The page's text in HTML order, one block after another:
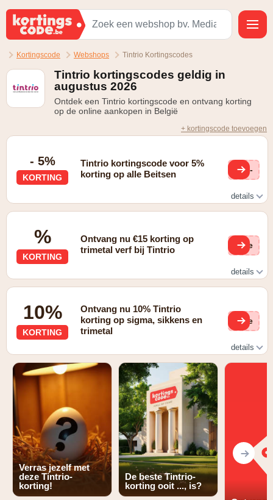
Kortingscode Webshops Tintrio Kortingscodes
Tintrio kortingscodes geldig in
augustus 2026
Ontdek een Tintrio kortingscode en ontvang korting
op de online aankopen in België
+ kortingscode toevoegen
- 5%
KORTING
Tintrio kortingscode voor 5%
korting op alle Beitsen
LM-
details
%
KORTING
Ontvang nu €15 korting op
trimetal verf bij Tintrio
(ge
details
10%
KORTING
Ontvang nu 10% Tintrio
korting op sigma, sikkens en
trimetal
(ge
details
10% korting op sigma, sikkens en trimetal
Verras jezelf met
deze Tintrio-
korting!
De beste Tintrio-
korting ooit ..., is?